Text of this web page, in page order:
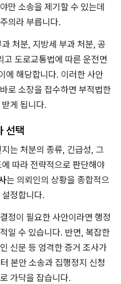
만 소송을 제기할 수 있는데
의라 부릅니다.
처분, 지방세 부과 처분, 공
도로교통법에 따른 운전면
에 해당합니다. 이러한 사안
로 소장을 접수하면 부적법한
게 됩니다.
선택
는 처분의 종류, 긴급성, 그
따라 전략적으로 판단해야
는 의뢰인의 상황을 종합적으
정합니다.
정이 필요한 사안이라면 행정
일 수 있습니다. 반면, 복잡한
신문 등 엄격한 증거 조사가
본안 소송과 집행정지 신청
가닥을 잡습니다.